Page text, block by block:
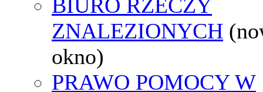
BIURO RZECZY
ZNALEZIONYCH
okno)
PRAWO POMOCY W